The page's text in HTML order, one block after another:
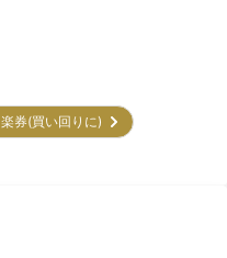
楽券(買い回りに)